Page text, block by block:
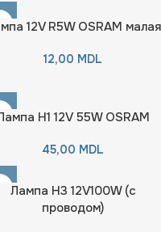
12V R5W OSRAM малая
12,00 MDL
H1 12V 55W OSRAM
45,00 MDL
Лампа H3 12V100W (с
проводом)